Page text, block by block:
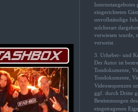
eingerichteten
unvollständige
solcherart
verwiesen wurde,
verweist.
3. Urheber- und
Der Autor ist
Tondokumente,
Tondokumente,
Videosequenzen
ggf. durch Dritte
Bestimmungen
eingetragenen